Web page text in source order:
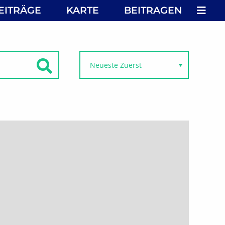
KARTE BEITRAGEN
SUCHEN